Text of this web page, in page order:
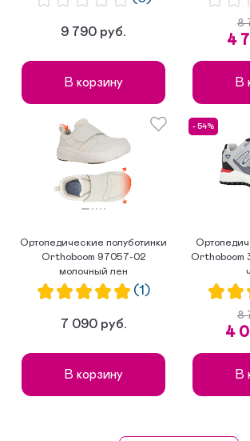
9 790 руб.
В корзину
8
4
В
Ортопедические полуботинки
Orthoboom 97057-02
молочный лен
(1)
7 090 руб.
В корзину
- 54%
Orthoboom
8
4
В